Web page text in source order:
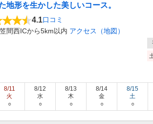
地形を生かした美しいコース。
4.1口コミ
間西ICから5km以内 アクセス（地図）
8/11
火
○
8/12
水
○
8/13
木
○
8/14
金
○
8/15
土
○